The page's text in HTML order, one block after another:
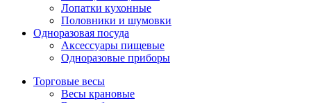
Лопатки кухонные
Половники и шумовки
Одноразовая посуда
Аксессуары пищевые
Одноразовые приборы
Торговые весы
Весы крановые